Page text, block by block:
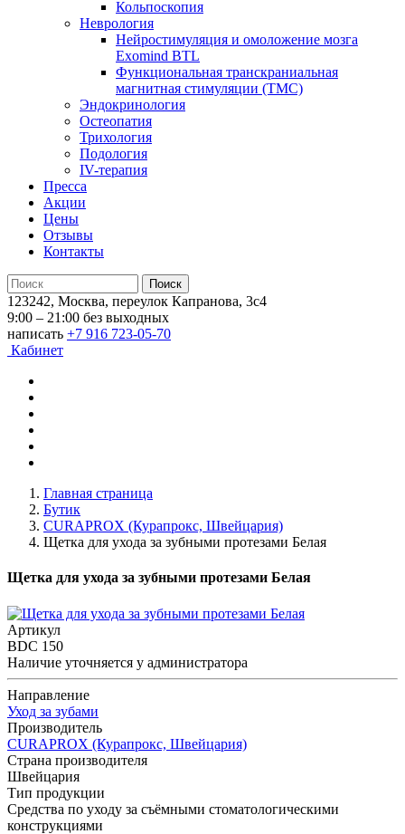
Кольпоскопия
Неврология
Нейростимуляция и омоложение мозга
Exomind BTL
Функциональная транскраниальная
магнитная стимуляции (ТМС)
Эндокринология
Остеопатия
Трихология
Подология
IV-терапия
Пресса
Акции
Цены
Отзывы
Контакты
123242, Москва, переулок Капранова, 3с4
9:00 – 21:00 без выходных
написать +7 916 723-05-70
Кабинет
Главная страница
Бутик
CURAPROX (Курапрокс, Швейцария)
Щетка для ухода за зубными протезами Белая
Щетка для ухода за зубными протезами Белая
Артикул
BDC 150
Наличие уточняется у администратора
Направление
Уход за зубами
Производитель
CURAPROX (Курапрокс, Швейцария)
Страна производителя
Швейцария
Тип продукции
Средства по уходу за съёмными стоматологическими
конструкциями